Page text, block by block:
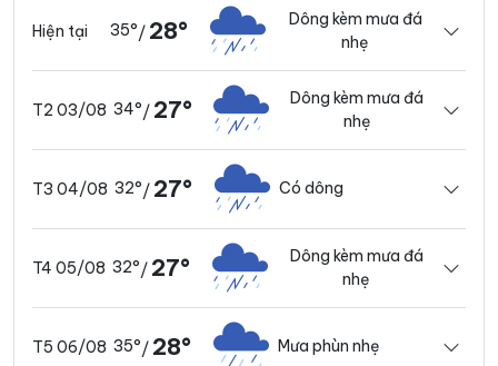
Hiện tại 35°/ 28°
Dông kèm mưa đá
nhẹ
T2 03/08 34°/ 27°
Dông kèm mưa đá
nhẹ
T3 04/08 32°/ 27° Có dông
T4 05/08 32°/ 27°
Dông kèm mưa đá
nhẹ
T5 06/08 35°/ 28° Mưa phùn nhẹ